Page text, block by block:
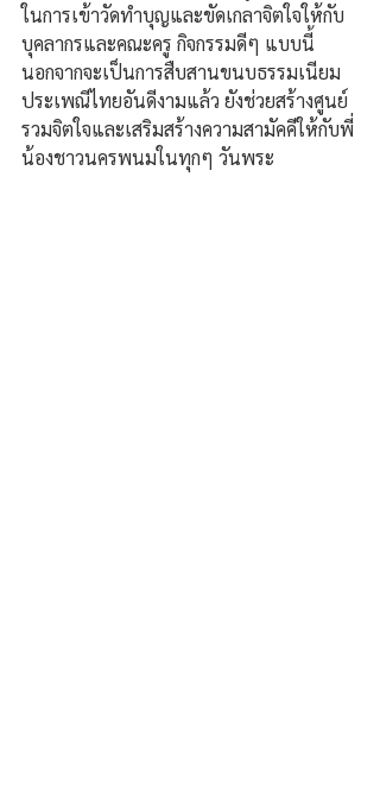
ในการเข้าวัดทำบุญและขัดเกลาจิตใจให้กับ
บุคลากรและคณะครู กิจกรรมดีๆ แบบนี้
นอกจากจะเป็นการสืบสานขนบธรรมเนียม
ประเพณีไทยอันดีงามแล้ว ยังช่วยสร้างศูนย์
รวมจิตใจและเสริมสร้างความสามัคคีให้กับพี่
น้องชาวนครพนมในทุกๆ วันพระ